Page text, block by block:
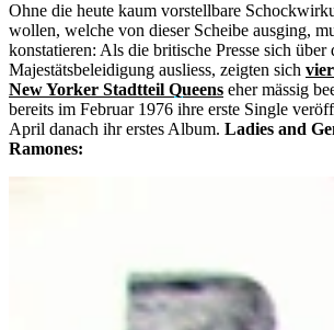
Ohne die heute kaum vorstellbare
wollen, welche von dieser Scheibe ausging,
konstatieren: Als die britische Presse sich über
Majestätsbeleidigung ausliess, zeigten sich
New Yorker Stadtteil Queens eher mässig
bereits im Februar 1976 ihre erste Single
April danach ihr erstes Album. Ladies and
Ramones: